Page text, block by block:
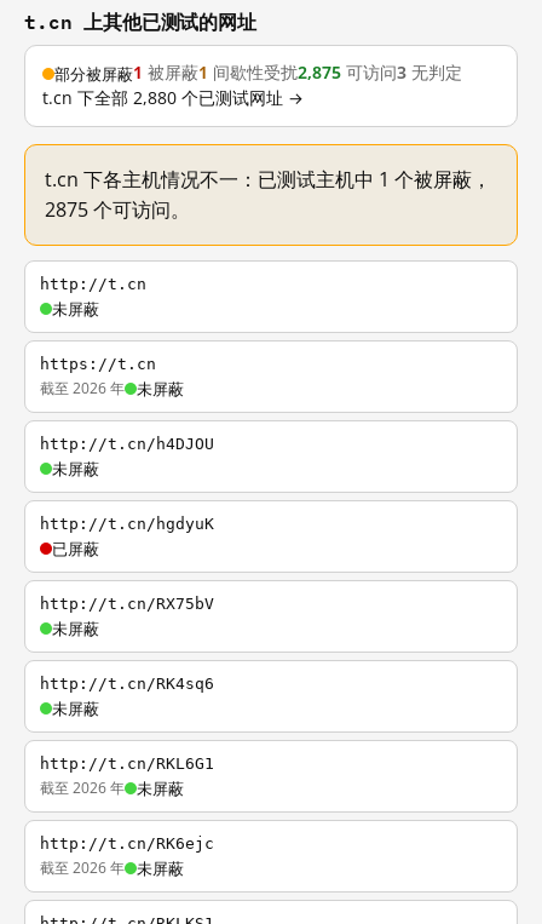
t.cn 上其他已测试的网址
部分被屏蔽1 被屏蔽1 间歇性受扰2,875 可访问3 无判定
t.cn 下全部 2,880 个已测试网址 →
t.cn 下各主机情况不一：已测试主机中 1 个被屏蔽，
2875 个可访问。
http://t.cn
未屏蔽
https://t.cn
截至 2026 年 未屏蔽
http://t.cn/h4DJOU
未屏蔽
http://t.cn/hgdyuK
已屏蔽
http://t.cn/RX75bV
未屏蔽
http://t.cn/RK4sq6
未屏蔽
http://t.cn/RKL6G1
截至 2026 年 未屏蔽
http://t.cn/RK6ejc
截至 2026 年 未屏蔽